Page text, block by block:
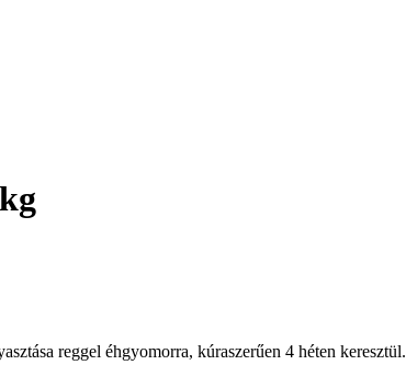
reggel éhgyomorra, kúraszerűen 4 héten keresztül.